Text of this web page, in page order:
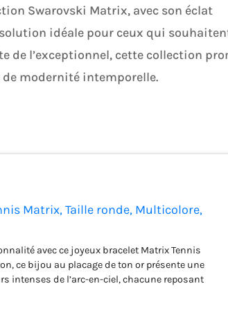
Swarovski Matrix, avec son éclat
idéale pour ceux qui
de l’exceptionnel, cette collection
modernité intemporelle.
Matrix, Taille ronde, Multicolore,
avec ce joyeux bracelet Matrix Tennis
ce bijou au placage de ton or présente une
intenses de l’arc-en-ciel, chacune reposant
bague assortie pour encore plus d’éclat